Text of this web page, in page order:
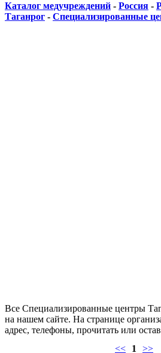
Каталог медучреждений - Россия -
Таганрог - Специализированные
Все Специализированные центры
на нашем сайте. На странице
адрес, телефоны, прочитать или
<<
1 >>